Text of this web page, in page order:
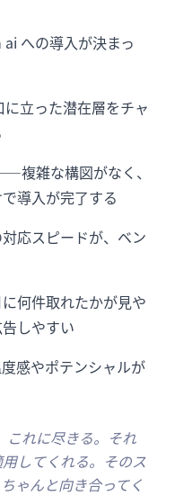
への導入が決まっ
立った潜在層をチャ
複雑な構図がなく、
導入が完了する
応スピードが、ベン
何件取れたかが見や
しやすい
感やポテンシャルが
これに尽きる。それ
してくれる。そのス
ゃんと向き合ってく